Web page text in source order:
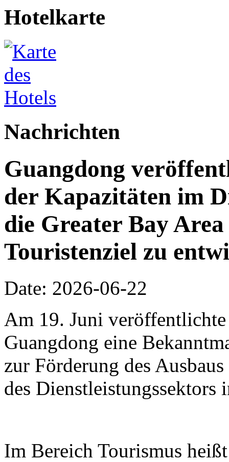
Hotelkarte
Nachrichten
Guangdong
der Kapazitäten im
die Greater Bay
Touristenziel zu
Date: 2026-06-22
Am 19. Juni
Guangdong eine
zur Förderung des
des Dienstleistungssektors
Im Bereich Tourismus